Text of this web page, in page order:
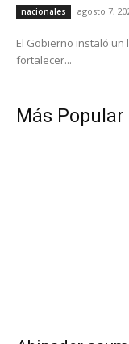
nacionales agosto 7,
El Gobierno instaló
fortalecer...
Más Popular